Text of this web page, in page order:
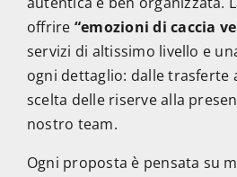
offrire “emozioni di caccia
servizi di altissimo livello e
ogni dettaglio: dalle trasferte
scelta delle riserve alla
nostro team.
Ogni proposta è pensata su